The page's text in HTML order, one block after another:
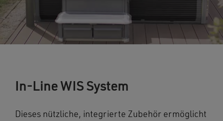
In-Line WIS System
Dieses nützliche, integrierte Zubehör ermöglicht